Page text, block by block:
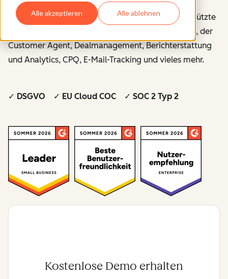
Alle akzeptieren Alle ablehnen
Zu denbeliebten Funktionengehören der KI-gestützte
Prospecting Agent (Beta), KI-gestütztes Verkaufen, der
Customer Agent, Dealmanagement, Berichterstattung
und Analytics, CPQ, E-Mail-Tracking und vieles mehr.
✓ DSGVO ✓ EU Cloud COC ✓ SOC 2 Typ 2
Kostenlose Demo erhalten